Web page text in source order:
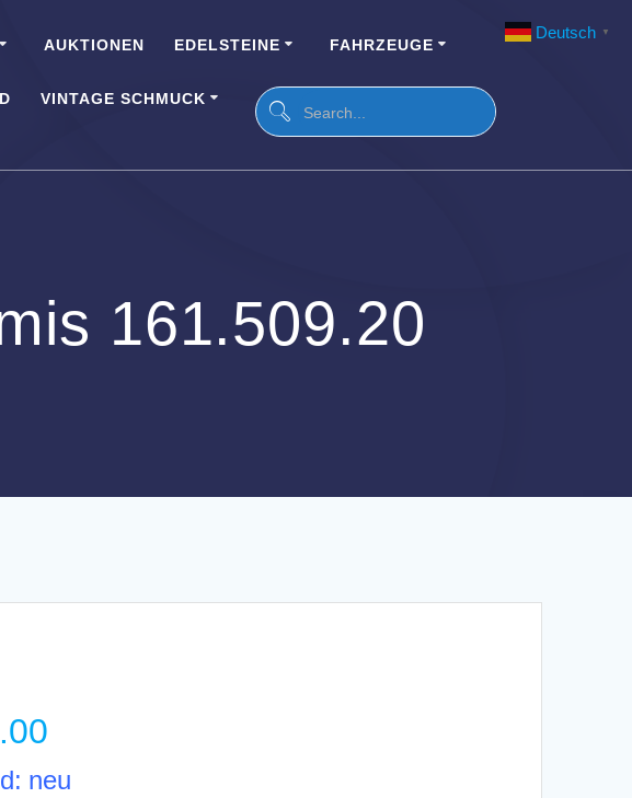
AUKTIONEN EDELSTEINE FAHRZEUGE
VINTAGE SCHMUCK
161.509.20
neu
Deutsch ▼